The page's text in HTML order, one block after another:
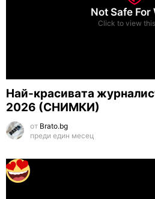
Not Safe For
Click to view
Най-красивата
2026 (СНИМКИ)
от Brato.bg
преди един месец